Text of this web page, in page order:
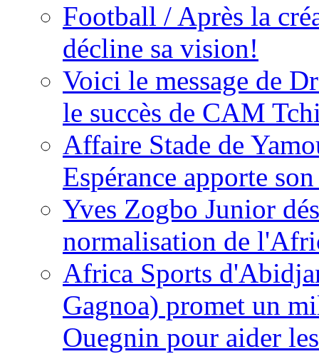
Football / Après la
décline sa vision!
Voici le message de
le succès de CAM
Affaire Stade de
Espérance apporte
Yves Zogbo Junior
normalisation de
Africa Sports
Gagnoa) promet un
Ouegnin pour aider